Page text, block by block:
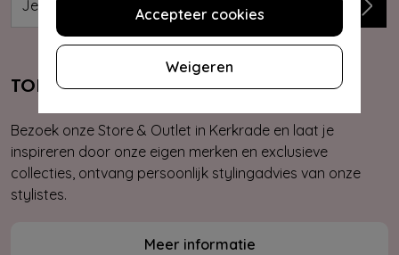
Accepteer cookies
Weigeren
TOPVINTAGE STORE & OUTLET
Bezoek onze Store & Outlet in Kerkrade en laat je
inspireren door onze eigen merken en exclusieve
collecties, ontvang persoonlijk stylingadvies van onze
stylistes.
Meer informatie